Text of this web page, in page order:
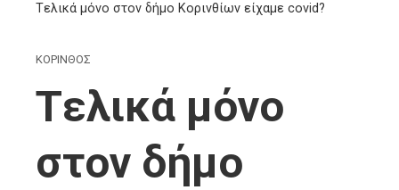
Tελικά μόνο στον δήμο Κορινθίων είχαμε covid?
ΚΟΡΙΝΘΟΣ
Tελικά μόνο
στον δήμο